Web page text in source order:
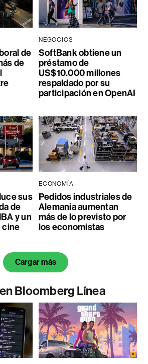
de
de
NEGOCIOS
SoftBank obtiene un
préstamo de
US$10.000 millones
respaldado por su
participación en OpenAI
sus
de
y un
cine
ECONOMÍA
Pedidos industriales de
Alemania aumentan
más de lo previsto por
los economistas
Cargar más
Bloomberg Línea